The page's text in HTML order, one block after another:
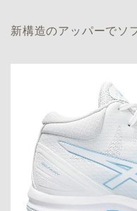
新構造のアッパーでソ